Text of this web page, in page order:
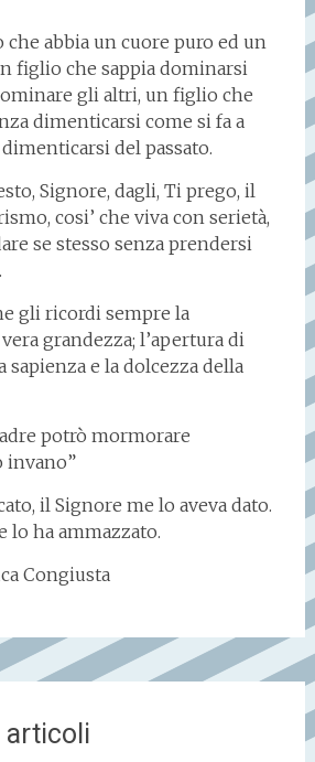
abbia un cuore puro ed un
figlio che sappia dominarsi
gli altri, un figlio che
dimenticarsi come si fa a
del passato.
Signore, dagli, Ti prego, il
cosi’ che viva con serietà,
se stesso senza prendersi
gli ricordi sempre la
grandezza; l’apertura di
sapienza e la dolcezza della
potrò mormorare
invano”
il Signore me lo aveva dato.
lo ha ammazzato.
Congiusta
articoli